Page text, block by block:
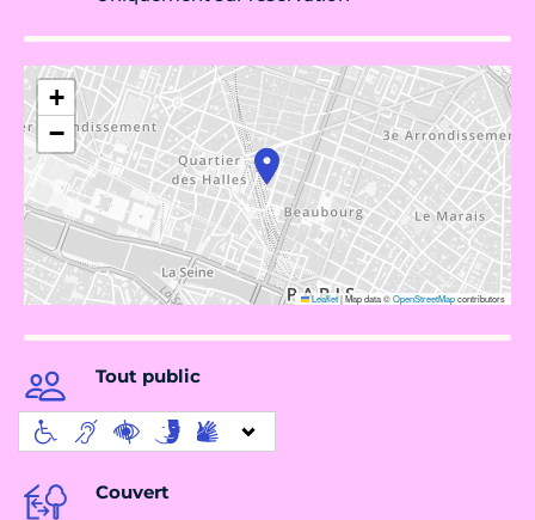
+
−
Leaflet|Map data ©OpenStreetMapcontributors
Tout public
Couvert